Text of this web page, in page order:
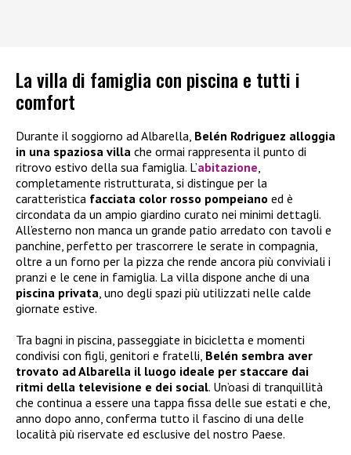
La villa di famiglia con piscina e tutti i
comfort
Durante il soggiorno ad Albarella, Belén Rodriguez alloggia
in una spaziosa villa che ormai rappresenta il punto di
ritrovo estivo della sua famiglia. L’abitazione
completamente ristrutturata, si distingue per la
caratteristica facciata color rosso pompeiano ed è
circondata da un ampio giardino curato nei minimi dettagli.
All’esterno non manca un grande patio arredato con tavoli e
panchine, perfetto per trascorrere le serate in compagnia,
oltre a un forno per la pizza che rende ancora più conviviali i
pranzi e le cene in famiglia. La villa dispone anche di una
piscina privata , uno degli spazi più utilizzati nelle calde
giornate estive.
Tra bagni in piscina, passeggiate in bicicletta e momenti
condivisi con figli, genitori e fratelli, Belén sembra aver
trovato ad Albarella il luogo ideale per staccare dai
ritmi della televisione e dei social. Un’oasi di tranquillità
che continua a essere una tappa fissa delle sue estati e che,
anno dopo anno, conferma tutto il fascino di una delle
località più riservate ed esclusive del nostro Paese.